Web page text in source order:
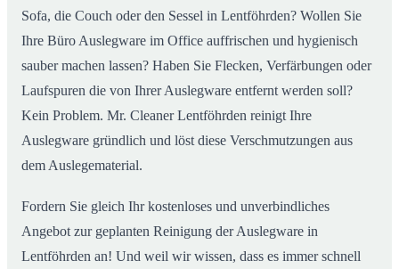
Sofa, die Couch oder den Sessel in Lentföhrden? Wollen Sie
Ihre Büro Auslegware im Office auffrischen und hygienisch
sauber machen lassen? Haben Sie Flecken, Verfärbungen oder
Laufspuren die von Ihrer Auslegware entfernt werden soll?
Kein Problem. Mr. Cleaner Lentföhrden reinigt Ihre
Auslegware gründlich und löst diese Verschmutzungen aus
dem Auslegematerial.
Fordern Sie gleich Ihr kostenloses und unverbindliches
Angebot zur geplanten Reinigung der Auslegware in
Lentföhrden an! Und weil wir wissen, dass es immer schnell